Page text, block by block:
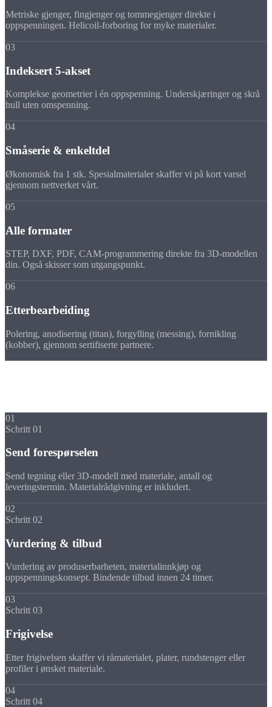
Metriske gjenger, fingjenger og tommegjenger direkte i
oppspenningen. Helicoil-forboring for myke materialer.
03
Indeksert 5-akset
Komplekse geometrier i én oppspenning. Underskjæringer og skrå
hull uten omspenning.
04
Småserie & enkeltdel
Økonomisk fra 1 stk. Spesialmaterialer skaffer vi på kort varsel
gjennom nettverket vårt.
05
Alle formater
STEP, DXF, PDF, CAM-programmering direkte fra 3D-modellen
din. Også skisser som utgangspunkt.
06
Etterbearbeiding
Polering, anodisering (titan), forgylling (messing), fornikling
(kobber), gjennom sertifiserte partnere.
01
Schritt 01
Send forespørselen
Send tegning eller 3D-modell med materiale, antall og
leveringstermin. Materialrådgivning er inkludert.
02
Schritt 02
Vurdering & tilbud
Vurdering av produserbarheten, materialinnkjøp og
oppspenningskonsept. Bindende tilbud innen 24 timer.
03
Schritt 03
Frigivelse
Etter frigivelsen skaffer vi råmaterialet, plater, rundstenger eller
profiler i ønsket materiale.
04
Schritt 04